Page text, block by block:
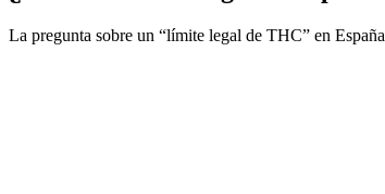
La pregunta sobre un “límite legal de THC” en